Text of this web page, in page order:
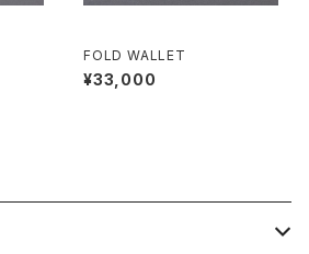
FOLD WALLET
¥33,000